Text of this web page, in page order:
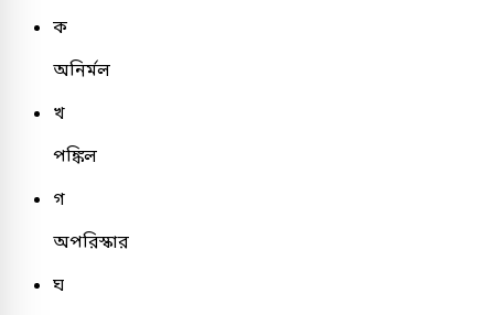
ক
অনির্মল
খ
পঙ্কিল
গ
অপরিস্কার
ঘ